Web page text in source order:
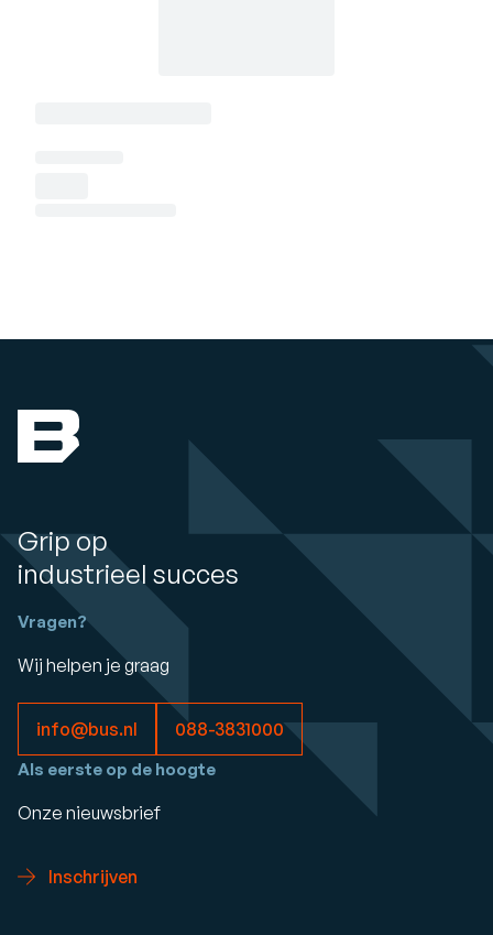
Grip op
industrieel succes
Vragen?
Wij helpen je graag
info@bus.nl 088-3831000
Als eerste op de hoogte
Onze nieuwsbrief
Inschrijven